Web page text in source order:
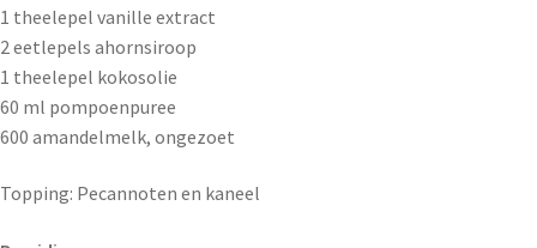
1 theelepel vanille extract
2 eetlepels ahornsiroop
1 theelepel kokosolie
60 ml pompoenpuree
600 amandelmelk, ongezoet
Topping: Pecannoten en kaneel